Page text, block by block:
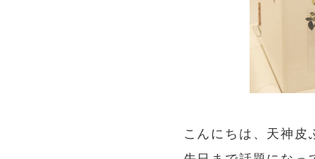
こんにちは、天神皮